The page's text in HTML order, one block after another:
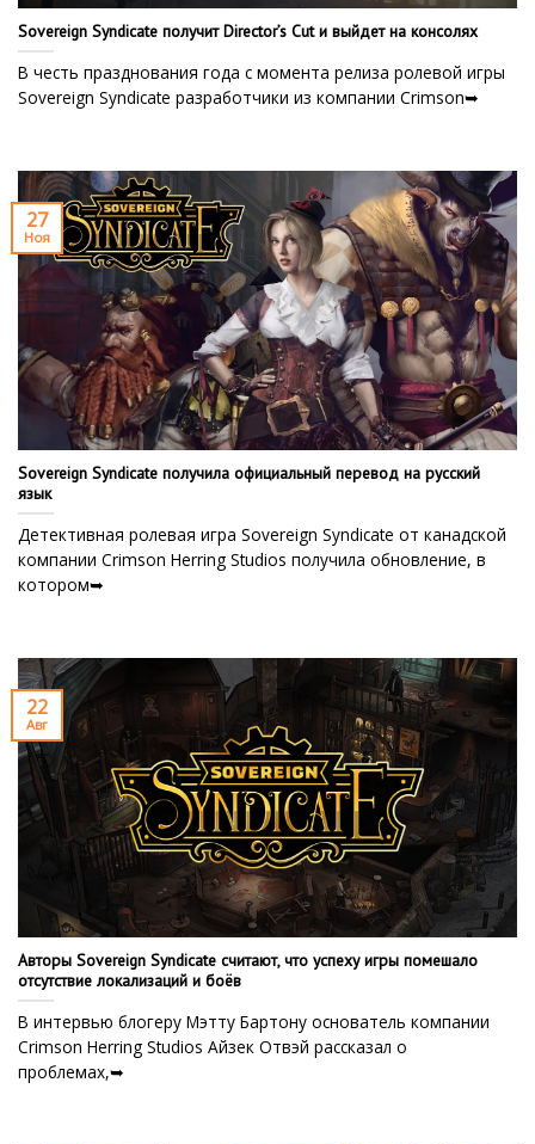
Sovereign Syndicate получит Director’s Cut и выйдет на консолях
В честь празднования года с момента релиза ролевой игры
Sovereign Syndicate разработчики из компании Crimson➥
Sovereign Syndicate получила официальный перевод на русский
язык
Детективная ролевая игра Sovereign Syndicate от канадской
компании Crimson Herring Studios получила обновление, в
котором➥
27
Ноя
Авторы Sovereign Syndicate считают, что успеху игры помешало
отсутствие локализаций и боёв
В интервью блогеру Мэтту Бартону основатель компании
Crimson Herring Studios Айзек Отвэй рассказал о
проблемах,➥
22
Авг